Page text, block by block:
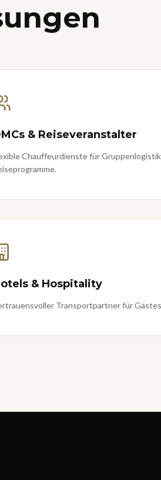
& Reiseveranstalter
Chauffeurdienste für
& Hospitality
Transportpartner für